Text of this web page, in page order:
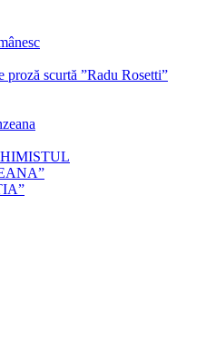
proză scurtă ”Radu Rosetti”